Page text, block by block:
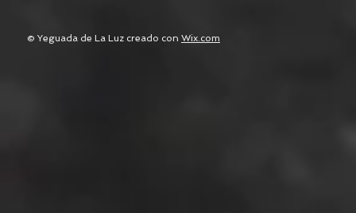
© Yeguada de La Luz creado con Wix.com